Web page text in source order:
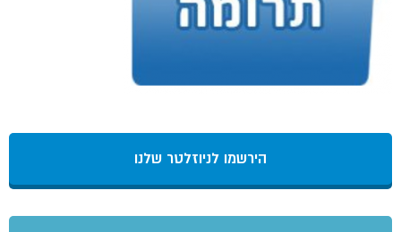
הירשמו לניוזלטר שלנו